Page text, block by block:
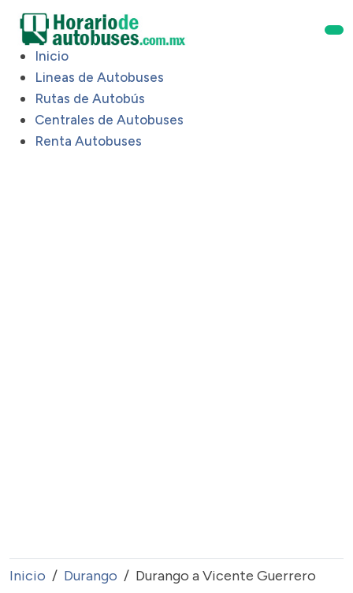
Inicio
Lineas de Autobuses
Rutas de Autobús
Centrales de Autobuses
Renta Autobuses
Inicio Durango Durango a Vicente Guerrero